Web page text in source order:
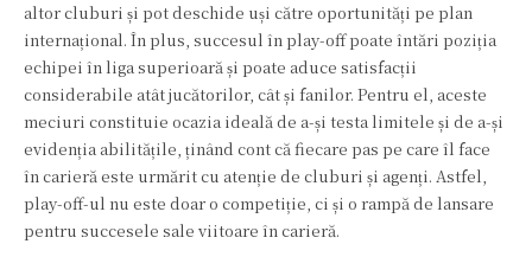
altor cluburi și pot deschide uși către oportunități pe plan
internațional. În plus, succesul în play-off poate întări poziția
echipei în liga superioară și poate aduce satisfacții
considerabile atât jucătorilor, cât și fanilor. Pentru el, aceste
meciuri constituie ocazia ideală de a-și testa limitele și de a-și
evidenția abilitățile, ținând cont că fiecare pas pe care îl face
în carieră este urmărit cu atenție de cluburi și agenți. Astfel,
play-off-ul nu este doar o competiție, ci și o rampă de lansare
pentru succesele sale viitoare în carieră.